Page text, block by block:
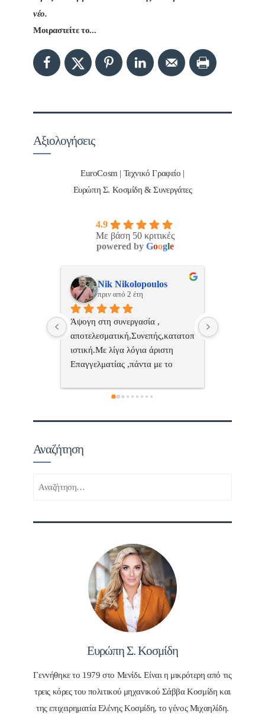
νέο.
Μοιραστείτε το...
Αξιολογήσεις
EuroCosm | Τεχνικό Γραφείο |
Ευρώπη Σ. Κοσμίδη & Συνεργάτες
4.9
Με βάση 50 κριτικές
powered by Google
ManosBX
πριν από 2 έτη
Επαγγελματίας  Άψογη
συνεργασία
Αναζήτηση
Αναζήτηση
Ευρώπη Σ. Κοσμίδη
Γεννήθηκε το 1979 στο Μενίδι. Είναι η μικρότερη από τις
τρεις κόρες του πολιτικού μηχανικού Σάββα Κοσμίδη και
της επιχειρηματία Ελένης Κοσμίδη, το γένος Μιχαηλίδη.